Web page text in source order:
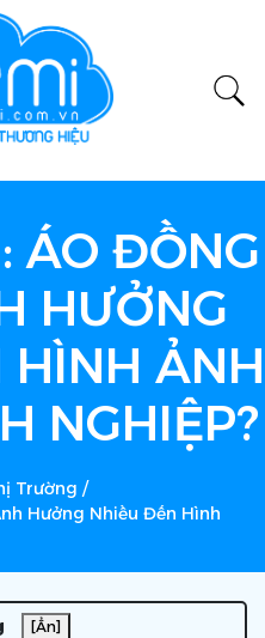
ÁO ĐỒNG
HƯỞNG
HÌNH ẢNH
NGHIỆP?
Trường /
Hưởng Nhiều Đến Hình
[Ẩn]